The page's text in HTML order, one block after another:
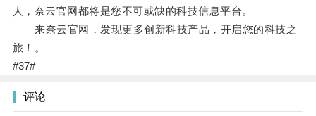
人，奈云官网都将是您不可或缺的科技信息平台。
来奈云官网，发现更多创新科技产品，开启您的科技之
旅！。
#37#
评论